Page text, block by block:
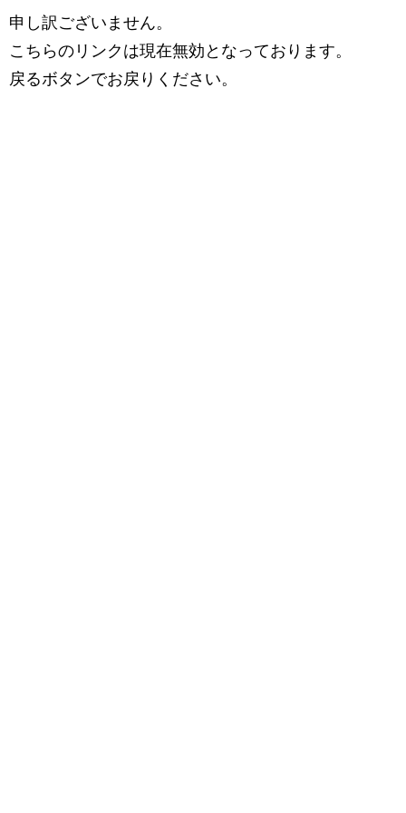
申し訳ございません。
こちらのリンクは現在無効となっております。
戻るボタンでお戻りください。